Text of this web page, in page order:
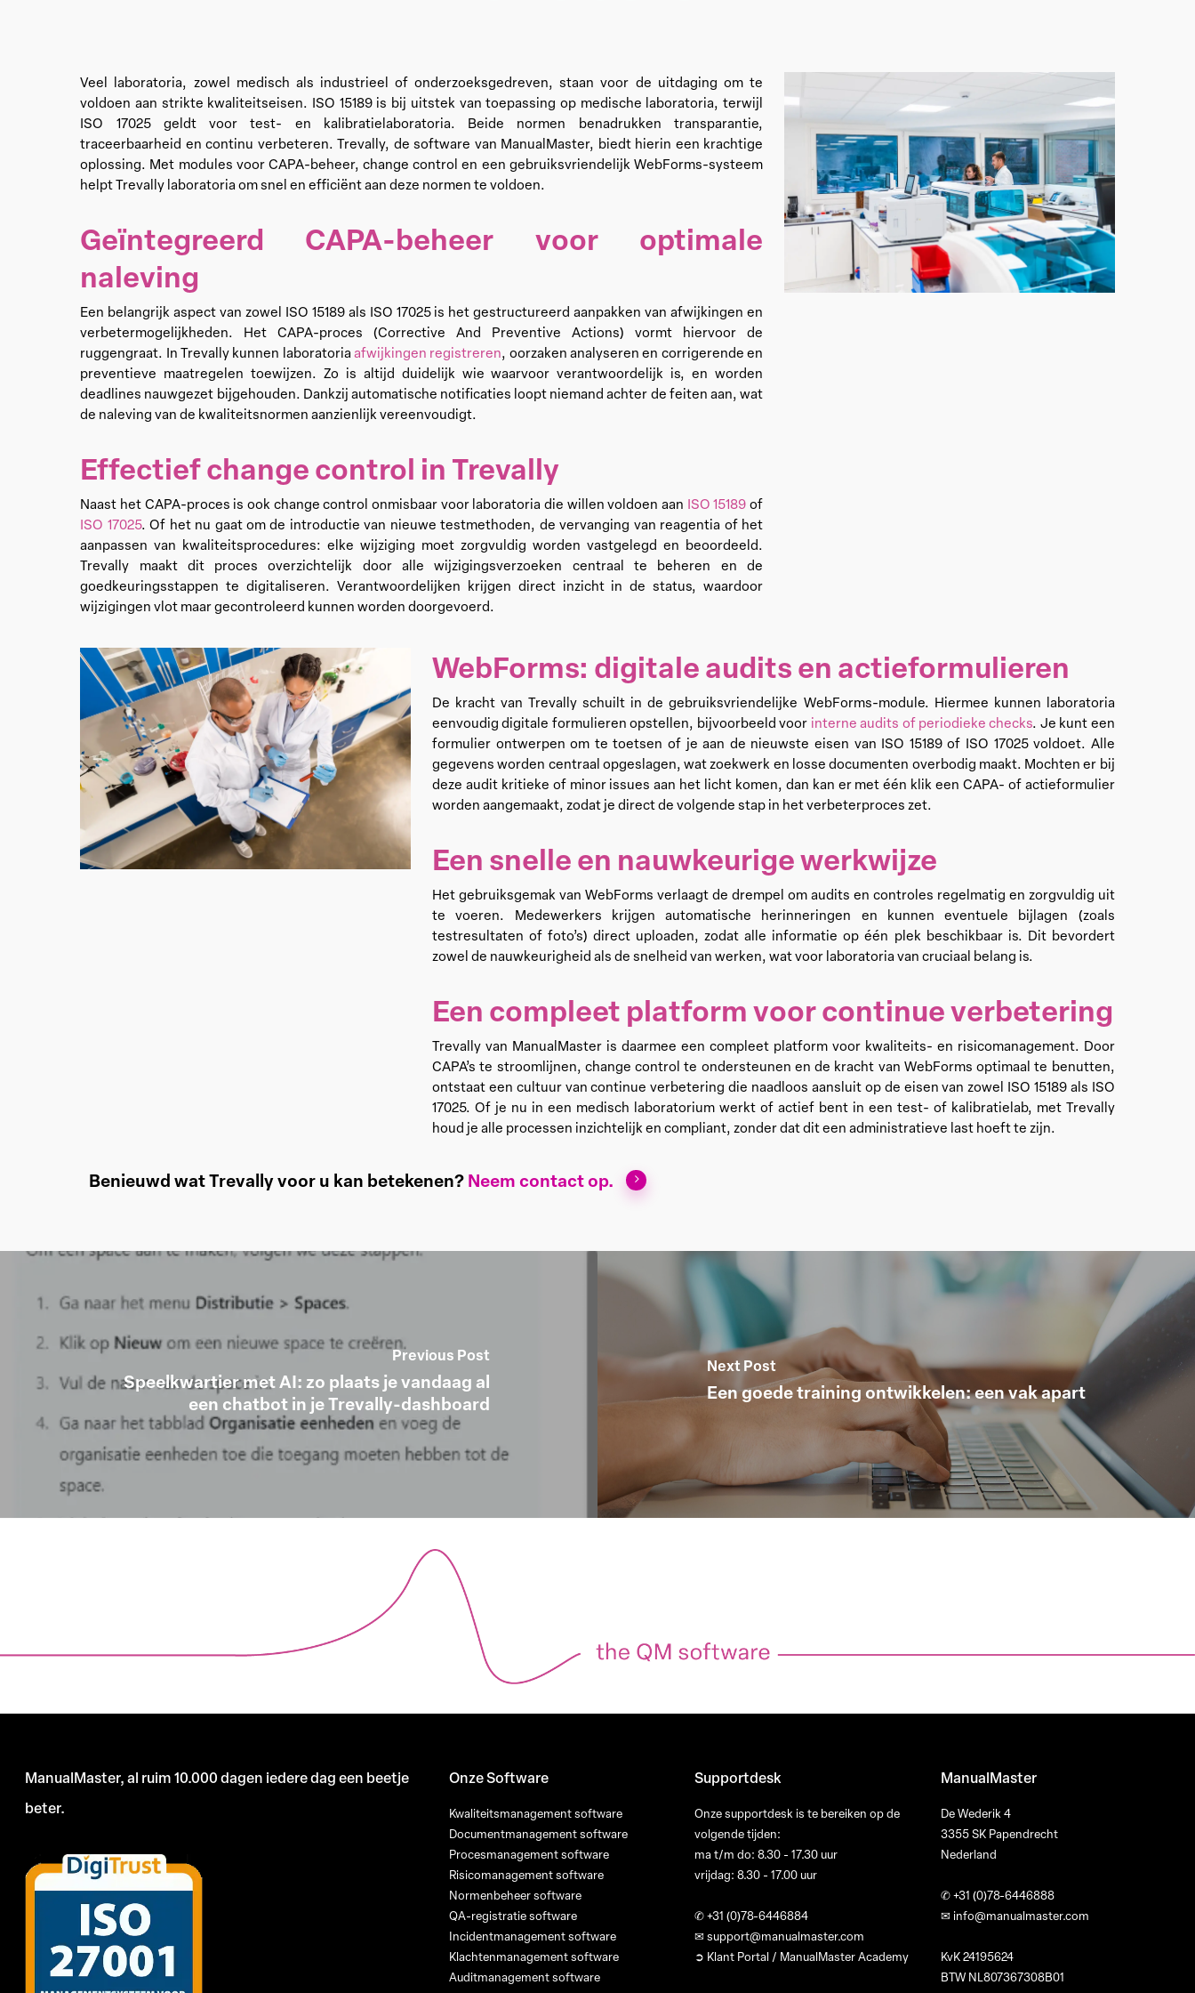
Veel laboratoria, zowel medisch als industrieel of onderzoeksgedreven, staan voor de uitdaging om te
voldoen aan strikte kwaliteitseisen. ISO 15189 is bij uitstek van toepassing op medische laboratoria, terwijl
ISO 17025 geldt voor test- en kalibratielaboratoria. Beide normen benadrukken transparantie,
traceerbaarheid en continu verbeteren. Trevally, de software van ManualMaster, biedt hierin een krachtige
oplossing. Met modules voor CAPA-beheer, change control en een gebruiksvriendelijk WebForms-systeem
helpt Trevally laboratoria om snel en efficiënt aan deze normen te voldoen.
Geïntegreerd CAPA-beheer voor optimale
naleving
Een belangrijk aspect van zowel ISO 15189 als ISO 17025 is het gestructureerd aanpakken van afwijkingen en
verbetermogelijkheden. Het CAPA-proces (Corrective And Preventive Actions) vormt hiervoor de
ruggengraat. In Trevally kunnen laboratoria afwijkingen registreren, oorzaken analyseren en corrigerende en
preventieve maatregelen toewijzen. Zo is altijd duidelijk wie waarvoor verantwoordelijk is, en worden
deadlines nauwgezet bijgehouden. Dankzij automatische notificaties loopt niemand achter de feiten aan, wat
de naleving van de kwaliteitsnormen aanzienlijk vereenvoudigt.
Effectief change control in Trevally
Naast het CAPA-proces is ook change control onmisbaar voor laboratoria die willen voldoen aan ISO 15189 of
ISO 17025. Of het nu gaat om de introductie van nieuwe testmethoden, de vervanging van reagentia of het
aanpassen van kwaliteitsprocedures: elke wijziging moet zorgvuldig worden vastgelegd en beoordeeld.
Trevally maakt dit proces overzichtelijk door alle wijzigingsverzoeken centraal te beheren en de
goedkeuringsstappen te digitaliseren. Verantwoordelijken krijgen direct inzicht in de status, waardoor
wijzigingen vlot maar gecontroleerd kunnen worden doorgevoerd.
WebForms: digitale audits en actieformulieren
De kracht van Trevally schuilt in de gebruiksvriendelijke WebForms-module. Hiermee kunnen laboratoria
eenvoudig digitale formulieren opstellen, bijvoorbeeld voor interne audits of periodieke checks. Je kunt een
formulier ontwerpen om te toetsen of je aan de nieuwste eisen van ISO 15189 of ISO 17025 voldoet. Alle
gegevens worden centraal opgeslagen, wat zoekwerk en losse documenten overbodig maakt. Mochten er bij
deze audit kritieke of minor issues aan het licht komen, dan kan er met één klik een CAPA- of actieformulier
worden aangemaakt, zodat je direct de volgende stap in het verbeterproces zet.
Een snelle en nauwkeurige werkwijze
Het gebruiksgemak van WebForms verlaagt de drempel om audits en controles regelmatig en zorgvuldig uit
te voeren. Medewerkers krijgen automatische herinneringen en kunnen eventuele bijlagen (zoals
testresultaten of foto’s) direct uploaden, zodat alle informatie op één plek beschikbaar is. Dit bevordert
zowel de nauwkeurigheid als de snelheid van werken, wat voor laboratoria van cruciaal belang is.
Een compleet platform voor continue verbetering
Trevally van ManualMaster is daarmee een compleet platform voor kwaliteits- en risicomanagement. Door
CAPA’s te stroomlijnen, change control te ondersteunen en de kracht van WebForms optimaal te benutten,
ontstaat een cultuur van continue verbetering die naadloos aansluit op de eisen van zowel ISO 15189 als ISO
17025. Of je nu in een medisch laboratorium werkt of actief bent in een test- of kalibratielab, met Trevally
houd je alle processen inzichtelijk en compliant, zonder dat dit een administratieve last hoeft te zijn.
Benieuwd wat Trevally voor u kan betekenen?Neem contact op.
Previous Post
Speelkwartier met AI: zo plaats je vandaag al
een chatbot in je Trevally-dashboard
Next Post
Een goede training ontwikkelen: een vak apart
ManualMaster, al ruim 10.000 dagen iedere dag een beetje
beter.
Onze Software
Kwaliteitsmanagement software
Documentmanagement software
Procesmanagement software
Risicomanagement software
Normenbeheer software
QA-registratie software
Incidentmanagement software
Klachtenmanagement software
Auditmanagement software
Supportdesk
Onze supportdesk is te bereiken op de
volgende tijden:
ma t/m do: 8.30 - 17.30 uur
vrijdag: 8.30 - 17.00 uur
✆+31 (0)78-6446884
✉ support@manualmaster.com
➲ Klant Portal / ManualMaster Academy
ManualMaster
De Wederik 4
3355 SK Papendrecht
Nederland
✆+31 (0)78-6446888
✉ info@manualmaster.com
KvK 24195624
BTW NL807367308B01